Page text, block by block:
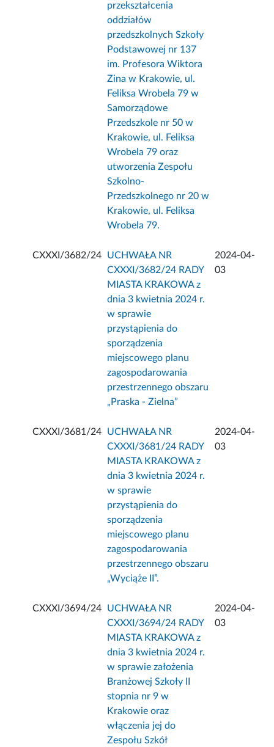
przekształcenia
oddziałów
przedszkolnych Szkoły
Podstawowej nr 137
im. Profesora Wiktora
Zina w Krakowie, ul.
Feliksa Wrobela 79 w
Samorządowe
Przedszkole nr 50 w
Krakowie, ul. Feliksa
Wrobela 79 oraz
utworzenia Zespołu
Szkolno-
Przedszkolnego nr 20 w
Krakowie, ul. Feliksa
Wrobela 79.
CXXXI/3682/24
UCHWAŁA NR
CXXXI/3682/24 RADY
MIASTA KRAKOWA z
dnia 3 kwietnia 2024 r.
w sprawie
przystąpienia do
sporządzenia
miejscowego planu
zagospodarowania
przestrzennego obszaru
„Praska - Zielna”
2024-04-
03
CXXXI/3681/24
UCHWAŁA NR
CXXXI/3681/24 RADY
MIASTA KRAKOWA z
dnia 3 kwietnia 2024 r.
w sprawie
przystąpienia do
sporządzenia
miejscowego planu
zagospodarowania
przestrzennego obszaru
„Wyciąże II”.
2024-04-
03
CXXXI/3694/24
UCHWAŁA NR
CXXXI/3694/24 RADY
MIASTA KRAKOWA z
dnia 3 kwietnia 2024 r.
w sprawie założenia
Branżowej Szkoły II
stopnia nr 9 w
Krakowie oraz
włączenia jej do
Zespołu Szkół
2024-04-
03